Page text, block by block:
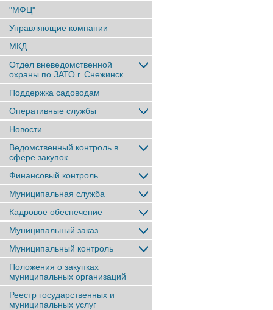
"МФЦ"
Управляющие компании
МКД
Отдел вневедомственной
охраны по ЗАТО г. Снежинск
Поддержка садоводам
Оперативные службы
Новости
Ведомственный контроль в
сфере закупок
Финансовый контроль
Муниципальная служба
Кадровое обеспечение
Муниципальный заказ
Муниципальный контроль
Положения о закупках
муниципальных организаций
Реестр государственных и
муниципальных услуг